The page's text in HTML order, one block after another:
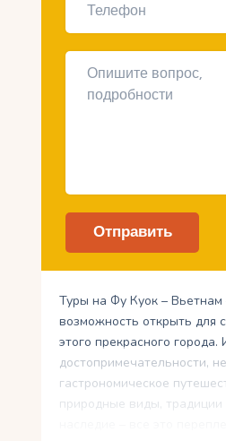
Туры на Фу Куок – Вьетнам
возможность открыть для
этого прекрасного города.
достопримечательности,
гастрономическое
природные виды, традиции